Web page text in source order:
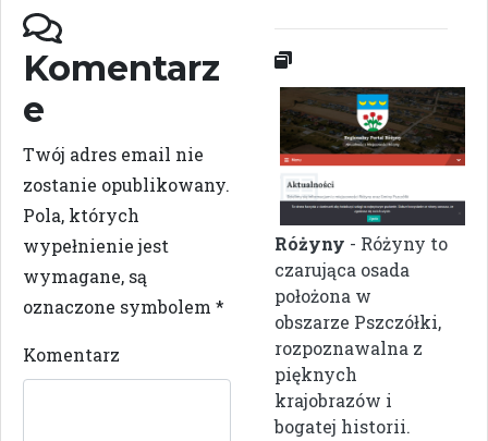
Komentarz
e
Twój adres email nie
zostanie opublikowany.
Pola, których
wypełnienie jest
wymagane, są
oznaczone symbolem *
Komentarz
Różyny - Różyny to
czarująca osada
położona w
obszarze Pszczółki,
rozpoznawalna z
pięknych
krajobrazów i
bogatej historii.